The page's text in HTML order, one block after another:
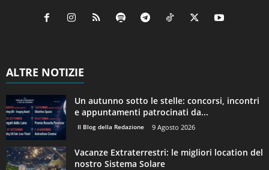
ALTRE NOTIZIE
Un autunno sotto le stelle: concorsi, incontri
e appuntamenti patrocinati da...
Il Blog della Redazione 9 Agosto 2026
Vacanze Extraterrestri: le migliori location del
nostro Sistema Solare